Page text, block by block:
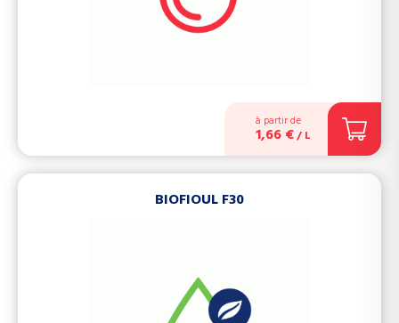
à partir de
1,66 €/ L
BIOFIOUL F30